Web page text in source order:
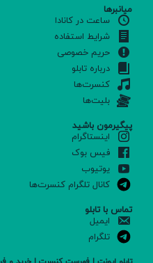
میانبرها
ساعت در کانادا
شرایط استفاده
حریم خصوصی
درباره تابلو
کنسرت‌ها
بلیت‌ها
پیگیرمون باشید
اینستاگرام
فیس بوک
یوتیوب
کانال تلگرام کنسرت‌ها
تماس با تابلو
ایمیل
تلگرام